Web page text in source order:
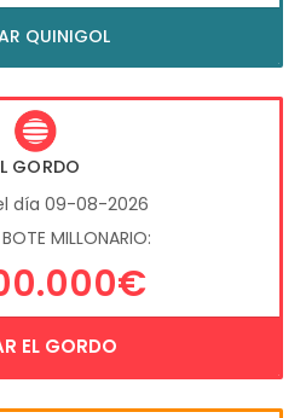
QUINIGOL
GORDO
día 09-08-2026
MILLONARIO:
EL GORDO